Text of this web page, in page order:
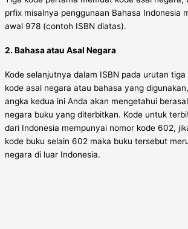
prfix misalnya penggunaan Bahasa Indonesia
awal 978 (contoh ISBN diatas).
2. Bahasa atau Asal Negara
Kode selanjutnya dalam ISBN pada urutan
kode asal negara atau bahasa yang
angka kedua ini Anda akan mengetahui
negara buku yang diterbitkan. Kode untuk
dari Indonesia mempunyai nomor kode 602,
kode buku selain 602 maka buku tersebut
negara di luar Indonesia.